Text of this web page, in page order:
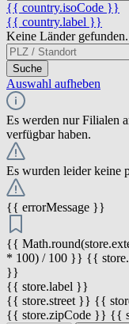
{{ country.isoCode }}
{{ country.label }}
Keine Länder gefunden.
Suche
Auswahl aufheben
Es werden nur Filialen
verfügbar haben.
Es wurden leider keine
{{ errorMessage }}
{{
* 100) / 100 }} {{
}}
{{ store.label }}
{{ store.street }} {{
{{ store.zipCode }} {{